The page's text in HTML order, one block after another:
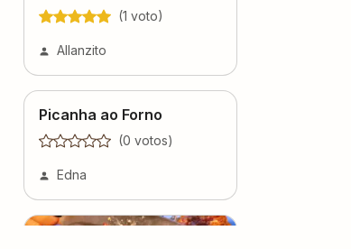
(1 voto)
Allanzito
Picanha ao Forno
(0 votos)
Edna